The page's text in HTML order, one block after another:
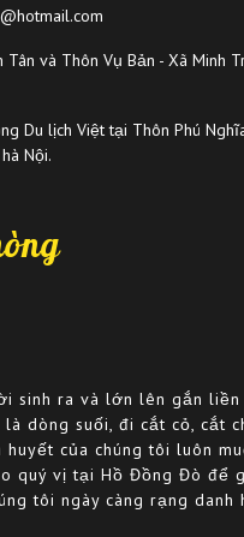
Tân và Thôn Vụ Bản - Xã Minh
Du lịch Việt tại Thôn Phú
Nội.
sinh ra và lớn lên gắn
dòng suối, đi cắt cỏ, cắt
của chúng tôi luôn
quý vị tại Hồ Đồng Đò để
tôi ngày càng rạng danh